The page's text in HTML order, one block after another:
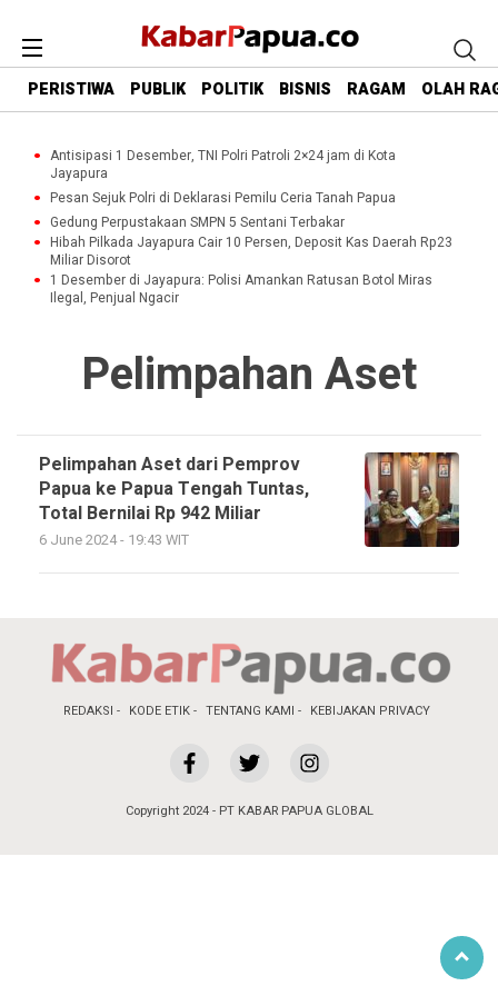
PERISTIWA PUBLIK POLITIK BISNIS RAGAM OLAH
Antisipasi 1 Desember, TNI Polri Patroli 2×24 jam di Kota
Jayapura
Pesan Sejuk Polri di Deklarasi Pemilu Ceria Tanah Papua
Gedung Perpustakaan SMPN 5 Sentani Terbakar
Hibah Pilkada Jayapura Cair 10 Persen, Deposit Kas Daerah Rp23
Miliar Disorot
1 Desember di Jayapura: Polisi Amankan Ratusan Botol Miras
Ilegal, Penjual Ngacir
Pelimpahan Aset
Pelimpahan Aset dari Pemprov
Papua ke Papua Tengah Tuntas,
Total Bernilai Rp 942 Miliar
6 June 2024 - 19:43 WIT
REDAKSI KODE ETIK TENTANG KAMI KEBIJAKAN PRIVACY
Copyright 2024 - PT KABAR PAPUA GLOBAL